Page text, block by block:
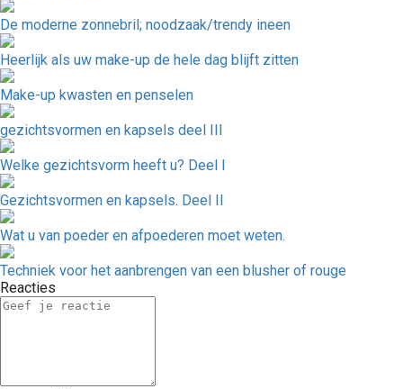
De moderne zonnebril; noodzaak/trendy ineen
Heerlijk als uw make-up de hele dag blijft zitten
Make-up kwasten en penselen
gezichtsvormen en kapsels deel III
Welke gezichtsvorm heeft u? Deel I
Gezichtsvormen en kapsels. Deel II
Wat u van poeder en afpoederen moet weten.
Techniek voor het aanbrengen van een blusher of rouge
Reacties